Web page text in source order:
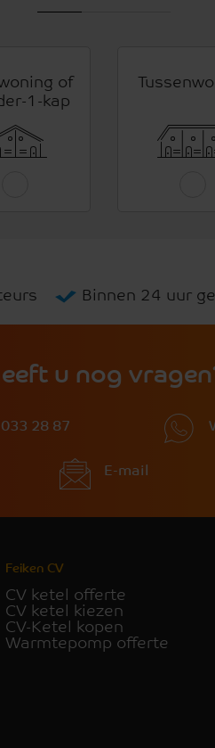
of
1-kap
Binnen 24 uur
u nog
28 87
E-mail
Feiken CV
CV ketel offerte
CV ketel kiezen
CV-Ketel kopen
Warmtepomp offerte